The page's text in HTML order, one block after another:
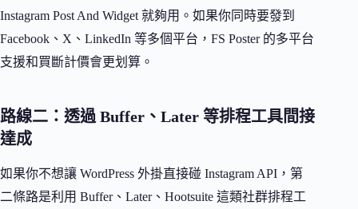
Instagram Post And Widget 就夠用。如果你同時要發到
Facebook、X、LinkedIn 等多個平台，FS Poster 的多平台
支援和買斷計價會更划算。
路線二：透過 Buffer、Later 等排程工具間接
達成
如果你不想讓 WordPress 外掛直接碰 Instagram API，第
二條路是利用 Buffer、Later、Hootsuite 這類社群排程工